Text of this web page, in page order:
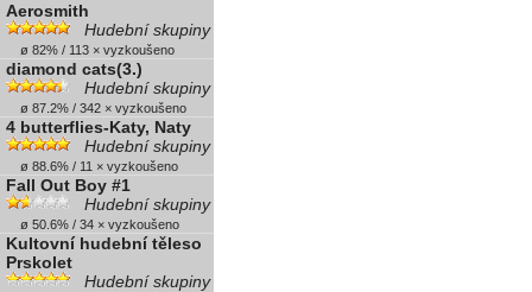
Aerosmith
Hudební skupiny
ø 82% / 113 × vyzkoušeno
diamond cats(3.)
Hudební skupiny
ø 87.2% / 342 × vyzkoušeno
4 butterflies-Katy, Naty
Hudební skupiny
ø 88.6% / 11 × vyzkoušeno
Fall Out Boy #1
Hudební skupiny
ø 50.6% / 34 × vyzkoušeno
Kultovní hudební těleso
Prskolet
Hudební skupiny